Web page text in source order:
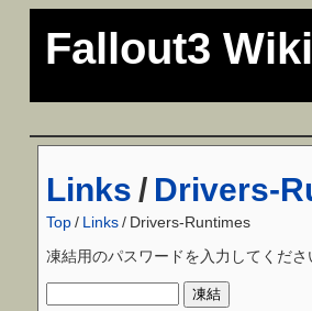
Fallout3
Links / Drivers-
Top/ Links/ Drivers-Runtimes
凍結用のパスワードを入力してくださ